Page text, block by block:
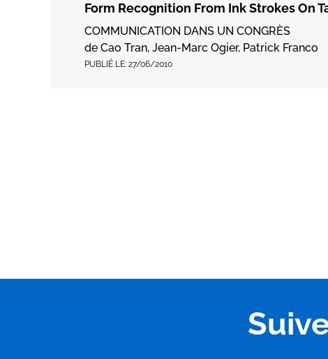
Form Recognition From Ink Strokes On
COMMUNICATION DANS UN CONGRÈS
de Cao Tran, Jean-Marc Ogier, Patrick Franco
PUBLIÉ LE: 27/06/2010